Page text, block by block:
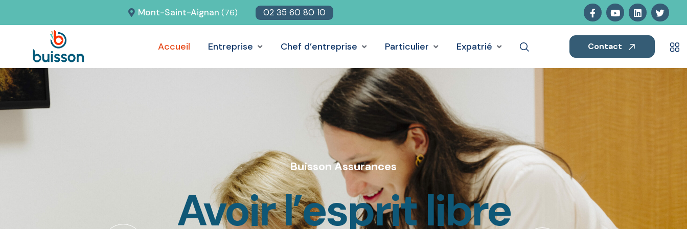
Mont-Saint-Aignan(76) 02 35 60 80 10
Accueil Entreprise Chef d’entreprise Particulier Expatrié Contact
Buisson Assurances
Avoir l’esprit libre